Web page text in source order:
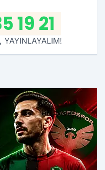
19 21
YAYINLAYALIM!